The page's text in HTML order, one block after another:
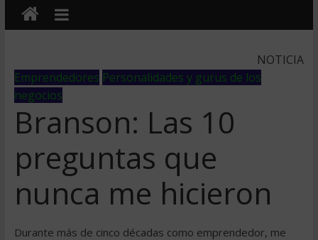
NOTICIA
Emprendedores Personalidades y gurus de los
negocios
Branson: Las 10
preguntas que
nunca me hicieron
Durante más de cinco décadas como emprendedor, me